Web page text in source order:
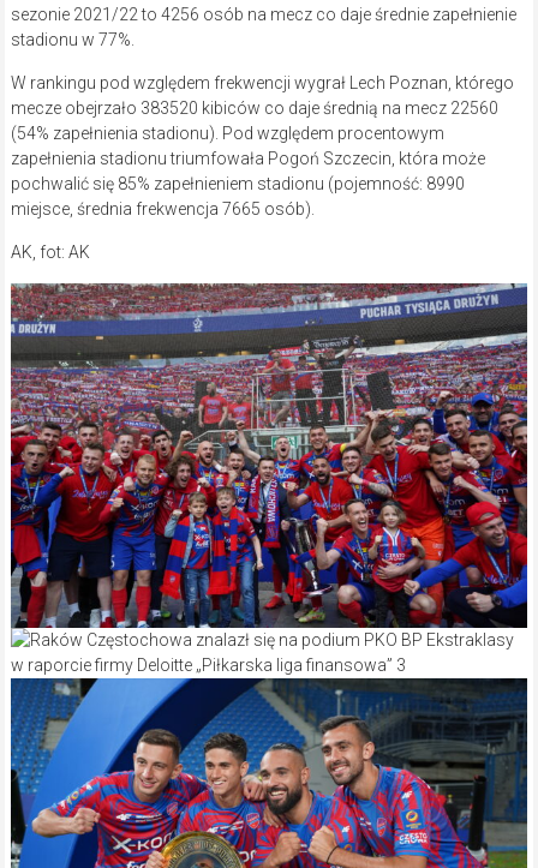
sezonie 2021/22 to 4256 osób na mecz co daje średnie zapełnienie
stadionu w 77%.
W rankingu pod względem frekwencji wygrał Lech Poznan, którego
mecze obejrzało 383520 kibiców co daje średnią na mecz 22560
(54% zapełnienia stadionu). Pod względem procentowym
zapełnienia stadionu triumfowała Pogoń Szczecin, która może
pochwalić się 85% zapełnieniem stadionu (pojemność: 8990
miejsce, średnia frekwencja 7665 osób).
AK, fot: AK